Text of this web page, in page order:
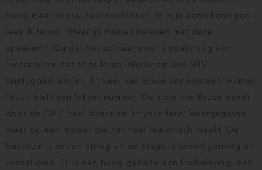
hoog maar vooral heel realistisch. In mijn aantekeningen
lees ik terug: “Heerlijk muziek beleven met deze
speaker!”. Omdat het zo naar meer smaakt nog één
livetrack om het af te leren. Wederom een MTV
Unplugged-album, dit keer van Bruce Springsteen. Human
Touch blijft een lekker nummer. De stem van Bruce wordt
door de QR 7 heel direct en ‘in your face’ weergegeven
maar op een manier die het heel realistisch maakt. De
basdrum is vet en stevig en de stage is breed genoeg en
vooral diep. Er is een hoog gehalte aan livebeleving, een